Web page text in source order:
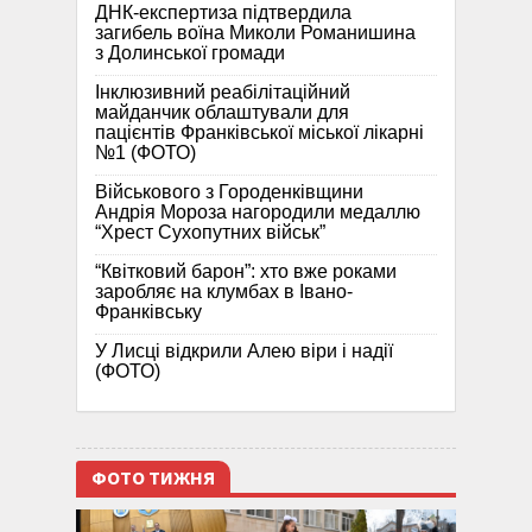
ДНК-експертиза підтвердила
загибель воїна Миколи Романишина
з Долинської громади
Інклюзивний реабілітаційний
майданчик облаштували для
пацієнтів Франківської міської лікарні
№1 (ФОТО)
Військового з Городенківщини
Андрія Мороза нагородили медаллю
“Хрест Сухопутних військ”
“Квітковий барон”: хто вже роками
заробляє на клумбах в Івано-
Франківську
У Лисці відкрили Алею віри і надії
(ФОТО)
ФОТО ТИЖНЯ